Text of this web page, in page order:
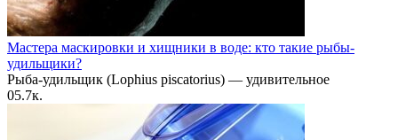
Мастера маскировки и хищники в воде: кто такие рыбы-
удильщики?
Рыба-удильщик (Lophius piscatorius) — удивительное
05.7к.